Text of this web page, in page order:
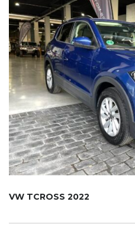
VW TCROSS 2022